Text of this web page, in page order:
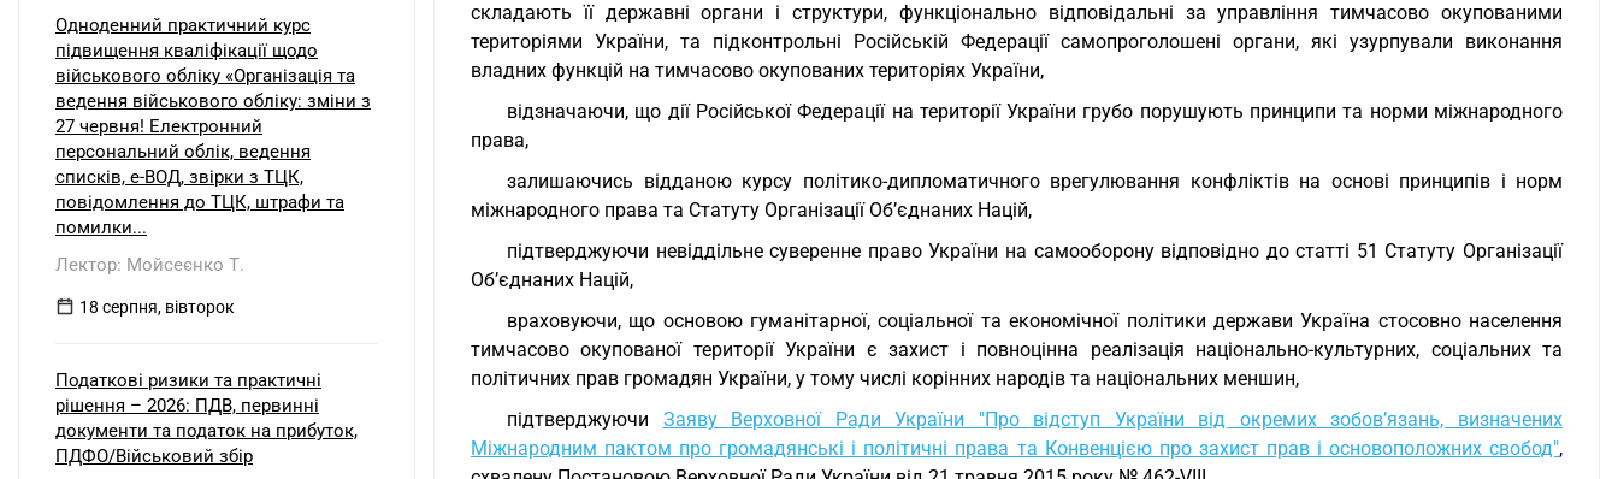
складають її державні органи і структури, функціонально відповідальні за управління тимчасово окупованими
територіями України, та підконтрольні Російській Федерації самопроголошені органи, які узурпували виконання
владних функцій на тимчасово окупованих територіях України,
відзначаючи, що дії Російської Федерації на території України грубо порушують принципи та норми міжнародного
права,
залишаючись відданою курсу політико-дипломатичного врегулювання конфліктів на основі принципів і норм
міжнародного права та Статуту Організації Об’єднаних Націй,
підтверджуючи невіддільне суверенне право України на самооборону відповідно до статті 51 Статуту Організації
Об’єднаних Націй,
враховуючи, що основою гуманітарної, соціальної та економічної політики держави Україна стосовно населення
тимчасово окупованої території України є захист і повноцінна реалізація національно-культурних, соціальних та
політичних прав громадян України, у тому числі корінних народів та національних меншин,
підтверджуючи Заяву Верховної Ради України "Про відступ України від окремих зобов’язань, визначених
Міжнародним пактом про громадянські і політичні права та Конвенцією про захист прав і основоположних свобод",
Одноденний практичний курс
підвищення кваліфікації щодо
військового обліку «Організація та
ведення військового обліку: зміни з
27 червня! Електронний
персональний облік, ведення
списків, е-ВОД, звірки з ТЦК,
повідомлення до ТЦК, штрафи та
помилки...
Лектор: Мойсеєнко Т.
18 серпня, вівторок
Податкові ризики та практичні
рішення – 2026: ПДВ, первинні
документи та податок на прибуток,
ПДФО/Військовий збір